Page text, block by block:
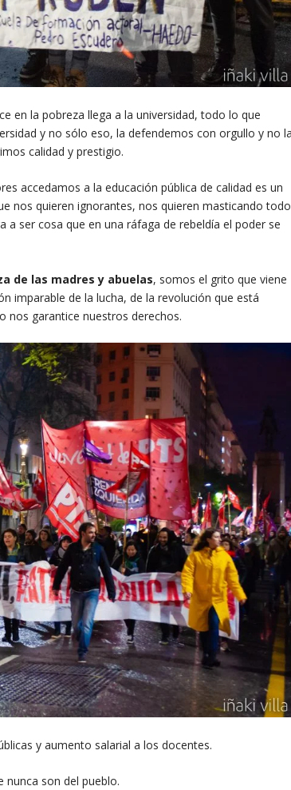
en la pobreza llega a la universidad, todo lo que
y no sólo eso, la defendemos con orgullo y no
calidad y prestigio.
accedamos a la educación pública de calidad es un
nos quieren ignorantes, nos quieren masticando todo
ser cosa que en una ráfaga de rebeldía el poder se
de las madres y abuelas, somos el grito que viene
imparable de la lucha, de la revolución que está
nos garantice nuestros derechos.
y aumento salarial a los docentes.
nunca son del pueblo.